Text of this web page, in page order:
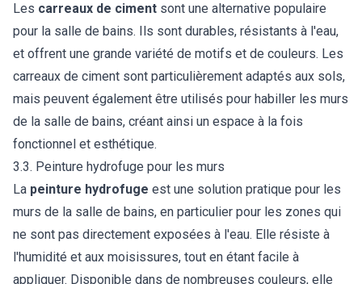
Les carreaux de ciment sont une alternative populaire
pour la salle de bains. Ils sont durables, résistants à l'eau,
et offrent une grande variété de motifs et de couleurs. Les
carreaux de ciment sont particulièrement adaptés aux sols,
mais peuvent également être utilisés pour habiller les murs
de la salle de bains, créant ainsi un espace à la fois
fonctionnel et esthétique.
3.3. Peinture hydrofuge pour les murs
La peinture hydrofuge est une solution pratique pour les
murs de la salle de bains, en particulier pour les zones qui
ne sont pas directement exposées à l'eau. Elle résiste à
l'humidité et aux moisissures, tout en étant facile à
appliquer. Disponible dans de nombreuses couleurs, elle